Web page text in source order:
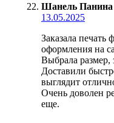
Шанель Панина
13.05.2025
Заказала печать
оформления на
Выбрала размер,
Доставили
выглядит
Очень доволен
еще.